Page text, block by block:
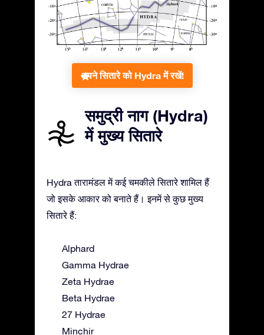
अपने सितारे को Hydra में रखें!
समुद्री नाग (Hydra)
में मुख्य सितारे
Hydra तारामंडल में कई चमकीले सितारे शामिल हैं
जो इसके आकार को बनाते हैं। इनमें से कुछ मुख्य
सितारे हैं:
Alphard
Gamma Hydrae
Zeta Hydrae
Beta Hydrae
27 Hydrae
Minchir